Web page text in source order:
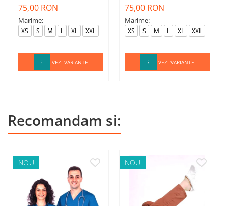
75,00 RON
Marime:
XS S M L XL XXL
VEZI VARIANTE
75,00 RON
Marime:
XS S M L XL XXL
VEZI VARIANTE
Recomandam si:
NOU NOU